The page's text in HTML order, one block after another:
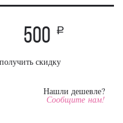
500 a
скидку
Нашли дешевле?
Сообщите нам!